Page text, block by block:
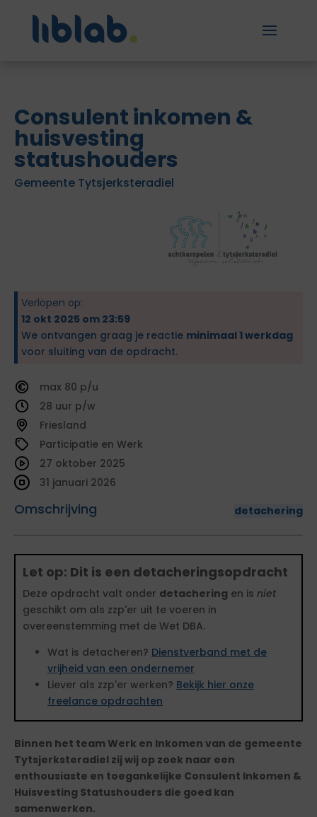
Consulent inkomen &
huisvesting
statushouders
Gemeente Tytsjerksteradiel
Verlopen op:
12 okt 2025 om 23:59
We ontvangen graag je reactie minimaal 1 werkdag
voor sluiting van de opdracht.
80
28
Friesland
Participatie en Werk
Omschrijving detachering
27 oktober 2025
31 januari 2026
Let op: Dit is een detacheringsopdracht
Deze opdracht valt onder detachering en is niet
geschikt om als zzp'er uit te voeren in
overeenstemming met de Wet DBA.
Wat is detacheren? Dienstverband met de
vrijheid van een ondernemer
Liever als zzp'er werken? Bekijk hier onze
freelance opdrachten
Binnen het team Werk en Inkomen van de gemeente
Tytsjerksteradiel zij wij op zoek naar een
enthousiaste en toegankelijke Consulent Inkomen &
Huisvesting Statushouders die goed kan
samenwerken.